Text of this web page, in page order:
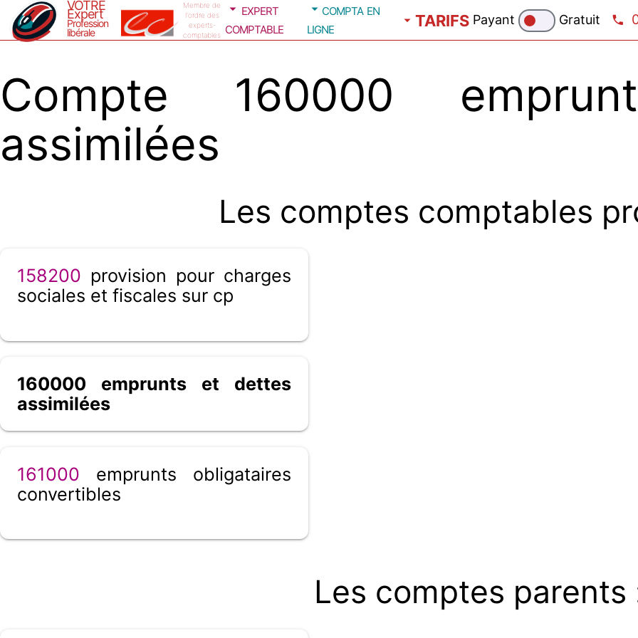
VOTRE
Expert
Profession
libérale
Membre de
l'ordre des
experts-
comptables
expert
comptable
compta en
ligne
TARIFS Payant Gratuit
Compte 160000
assimilées
Les comptes comptables
158200 provision pour charges
sociales et fiscales sur cp
160000 emprunts et dettes
assimilées
161000 emprunts obligataires
convertibles
Les comptes parents